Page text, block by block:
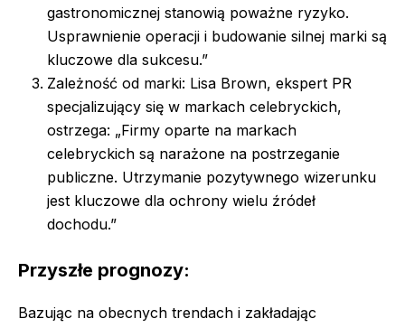
gastronomicznej stanowią poważne ryzyko.
Usprawnienie operacji i budowanie silnej marki są
kluczowe dla sukcesu.”
Zależność od marki: Lisa Brown, ekspert PR
specjalizujący się w markach celebryckich,
ostrzega: „Firmy oparte na markach
celebryckich są narażone na postrzeganie
publiczne. Utrzymanie pozytywnego wizerunku
jest kluczowe dla ochrony wielu źródeł
dochodu.”
Przyszłe prognozy:
Bazując na obecnych trendach i zakładając